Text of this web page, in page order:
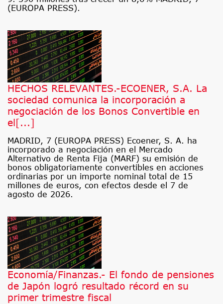
(EUROPA PRESS).
HECHOS RELEVANTES.-ECOENER, S.A. La
sociedad comunica la incorporación a
negociación de los Bonos Convertible en
el[...]
MADRID, 7 (EUROPA PRESS) Ecoener, S. A. ha
incorporado a negociación en el Mercado
Alternativo de Renta Fija (MARF) su emisión de
bonos obligatoriamente convertibles en acciones
ordinarias por un importe nominal total de 15
millones de euros, con efectos desde el 7 de
agosto de 2026.
Economía/Finanzas.- El fondo de pensiones
de Japón logró resultado récord en su
primer trimestre fiscal